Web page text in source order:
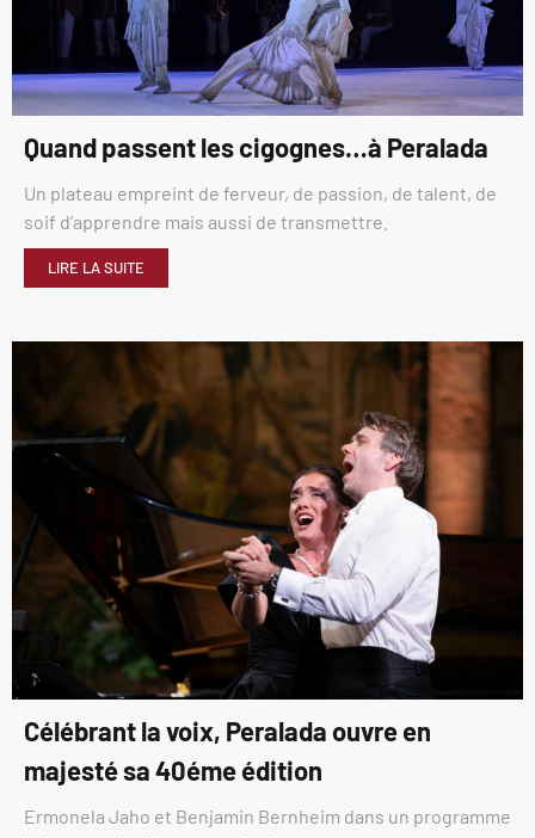
Quand passent les cigognes…à Peralada
Un plateau empreint de ferveur, de passion, de talent, de
soif d’apprendre mais aussi de transmettre.
LIRE LA SUITE
Célébrant la voix, Peralada ouvre en
majesté sa 40éme édition
Ermonela Jaho et Benjamin Bernheim dans un programme